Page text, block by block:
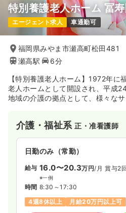
特別養護老人ホーム 冨
エージェント求人 車通勤可
福岡県みやま市瀬高町松田481
瀬高駅
6分
【特別養護老人ホーム】1972年に
老人ホームとして開設され、平成
地域の介護の拠点として、様々な
介護・福祉系正・准看護師
日勤のみ（常勤）
給与 16.0〜20.3万円/月 賞与2
※一例
時間 8:30～17:30
4週8休以上
月給20万円以上可